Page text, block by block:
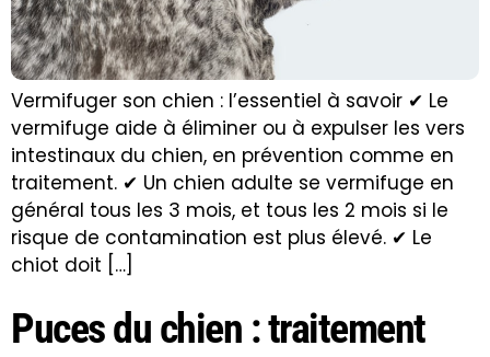
Vermifuger son chien : l’essentiel à savoir ✔ Le
vermifuge aide à éliminer ou à expulser les vers
intestinaux du chien, en prévention comme en
traitement. ✔ Un chien adulte se vermifuge en
général tous les 3 mois, et tous les 2 mois si le
risque de contamination est plus élevé. ✔ Le
chiot doit […]
Puces du chien : traitement